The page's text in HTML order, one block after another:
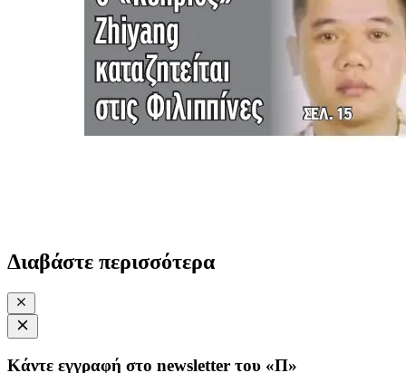
Διαβάστε περισσότερα
Κάντε εγγραφή στο newsletter του «Π»